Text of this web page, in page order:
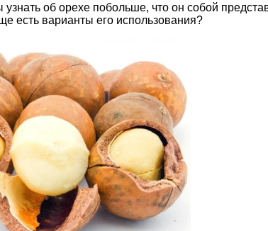
об орехе побольше, что он собой
есть варианты его использования?